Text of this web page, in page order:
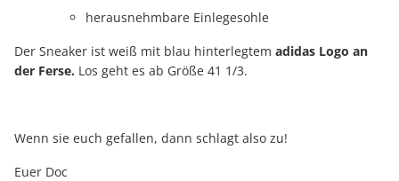
herausnehmbare Einlegesohle
Der Sneaker ist weiß mit blau hinterlegtem adidas Logo an
der Ferse. Los geht es ab Größe 41 1/3.
Wenn sie euch gefallen, dann schlagt also zu!
Euer Doc